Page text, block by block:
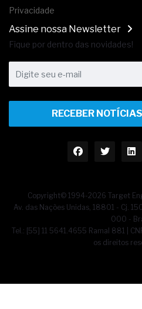
Privacidade
Assine nossa Newsletter
Fique por dentro das novidades!
RECEBER NOTÍCIAS
Copyright© 1994-2026 Target
Av. das Nações Unidas, 18801 - Cj.
000 -
Tel.: [55] 11 5641.4655 Ramal 881 |
os direitos